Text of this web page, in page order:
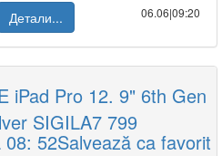
Детали...
06.06|09:20
iPad Pro 12. 9" 6th Gen
SIGILA7 799
52Salvează ca favorit